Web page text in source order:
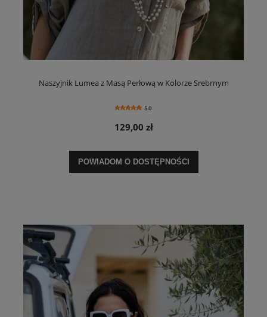
Naszyjnik Lumea z Masą Perłową w Kolorze Srebrnym
5.0
129,00 zł
POWIADOM O DOSTĘPNOŚCI